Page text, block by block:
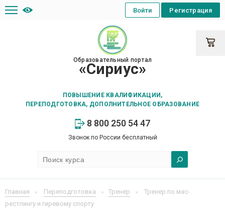
Образовательный портал
«Сириус»
ПОВЫШЕНИЕ КВАЛИФИКАЦИИ,
ПЕРЕПОДГОТОВКА, ДОПОЛНИТЕЛЬНОЕ ОБРАЗОВАНИЕ
8 800 250 54 47
Звонок по России бесплатный
Регистрация
Войти
Главная Переподготовка Тренер
Тренер по мас-
рестлингу и гиревому спорту